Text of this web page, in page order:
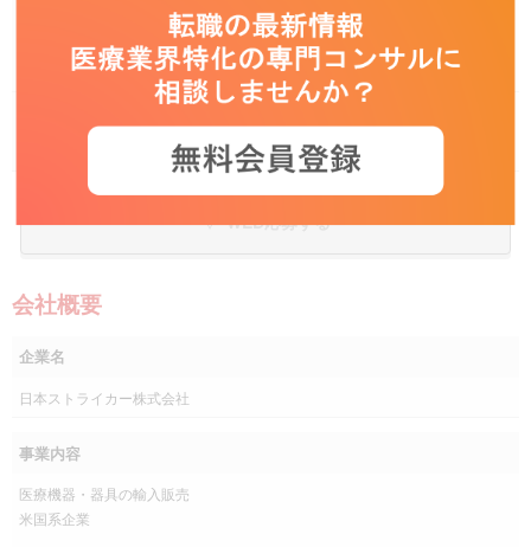
※ご自宅からの直行直帰がメインの働き方となります
事務所・工場等屋内禁煙
WEB応募する
会社概要
企業名
日本ストライカー株式会社
事業内容
医療機器・器具の輸入販売
米国系企業